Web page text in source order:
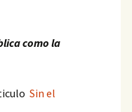
como la
Sin el